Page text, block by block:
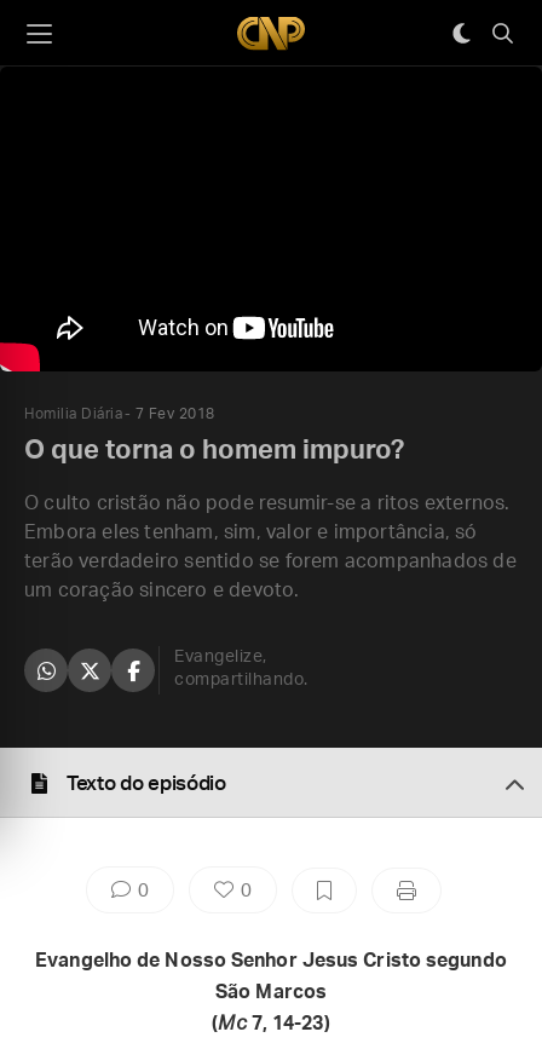
Homilia Diária 7 Fev 2018
O que torna o homem impuro?
O culto cristão não pode resumir-se a ritos externos.
Embora eles tenham, sim, valor e importância, só
terão verdadeiro sentido se forem acompanhados de
um coração sincero e devoto.
Evangelize,
compartilhando.
Texto do episódio
0 0
Evangelho de Nosso Senhor Jesus Cristo segundo
São Marcos
(Mc7, 14-23)